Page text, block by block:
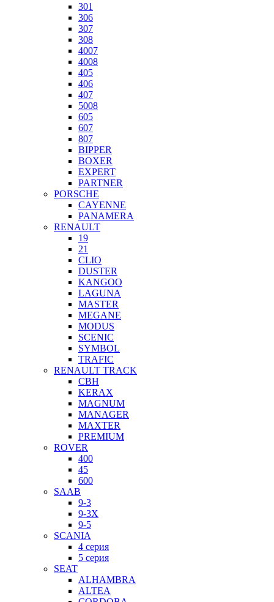
301
306
307
308
4007
4008
405
406
407
5008
605
607
807
BIPPER
BOXER
EXPERT
PARTNER
PORSCHE
CAYENNE
PANAMERA
RENAULT
19
21
CLIO
DUSTER
KANGOO
LAGUNA
MASTER
MEGANE
MODUS
SCENIC
SYMBOL
TRAFIC
RENAULT TRACK
CBH
KERAX
MAGNUM
MANAGER
MAXTER
PREMIUM
ROVER
400
45
600
SAAB
9-3
9-3X
9-5
SCANIA
4 серия
5 серия
SEAT
ALHAMBRA
ALTEA